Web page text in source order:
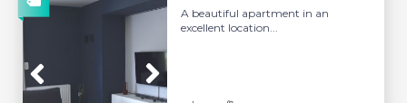
A beautiful apartment in an
excellent location...